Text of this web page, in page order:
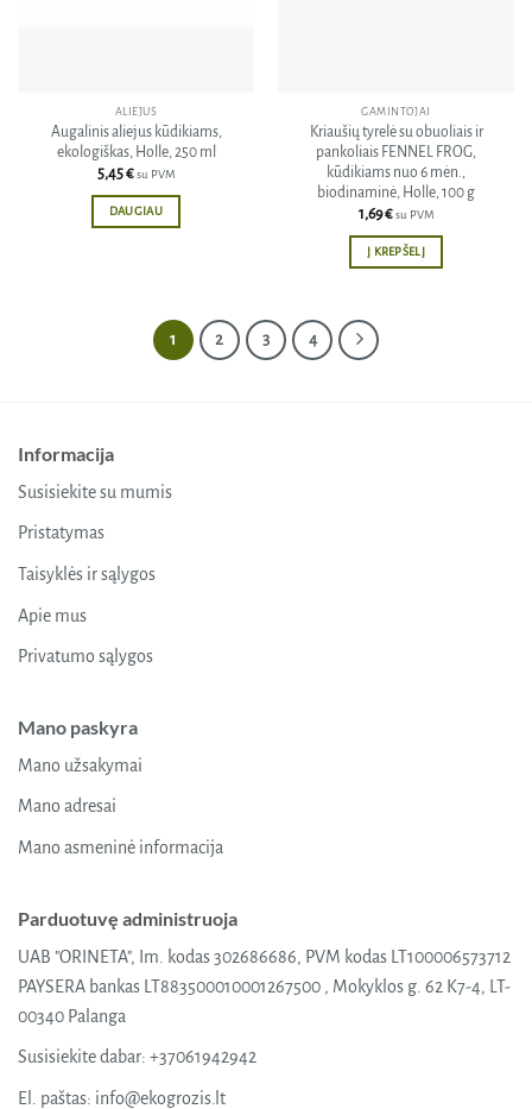
ALIEJUS
Augalinis aliejus kūdikiams,
ekologiškas, Holle, 250 ml
5,45€ su PVM
DAUGIAU
GAMINTOJAI
Kriaušių tyrelė su obuoliais ir
pankoliais FENNEL FROG,
kūdikiams nuo 6 mėn.,
biodinaminė, Holle, 100 g
1,69€ su PVM
Į KREPŠELĮ
1 2 3 4
Informacija
Susisiekite su mumis
Pristatymas
Taisyklės ir sąlygos
Apie mus
Privatumo sąlygos
Mano paskyra
Mano užsakymai
Mano adresai
Mano asmeninė informacija
Parduotuvę administruoja
UAB "ORINETA", Im. kodas 302686686, PVM kodas LT100006573712
PAYSERA bankas LT883500010001267500 , Mokyklos g. 62 K7-4, LT-
00340 Palanga
Susisiekite dabar: +37061942942
El. paštas: info@ekogrozis.lt